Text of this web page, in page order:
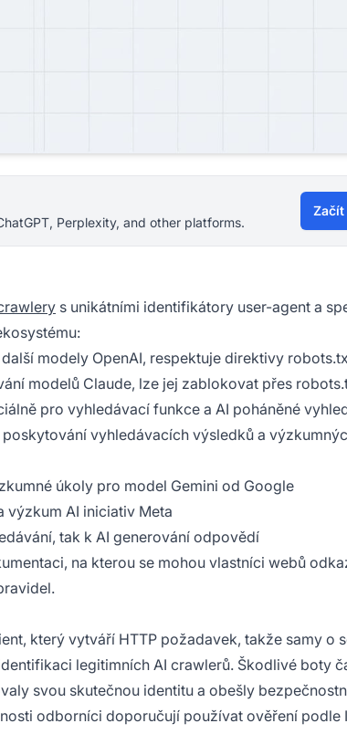
Perplexity, and other platforms.
Začít
s unikátními identifikátory user-agent a
modely OpenAI, respektuje direktivy
modelů Claude, lze jej zablokovat přes
pro vyhledávací funkce a AI poháněné
vyhledávacích výsledků a
úkoly pro model Gemini od Google
výzkum AI iniciativ Meta
tak k AI generování odpovědí
na kterou se mohou vlastníci webů
který vytváří HTTP požadavek, takže samy o
legitimních AI crawlerů. Škodlivé boty
svou skutečnou identitu a obešly
odborníci doporučují používat ověření podle